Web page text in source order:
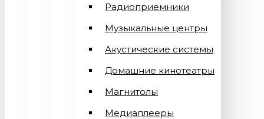
Радиоприемники
Музыкальные центры
Акустические системы
Домашние кинотеатры
Магнитолы
Медиаплееры